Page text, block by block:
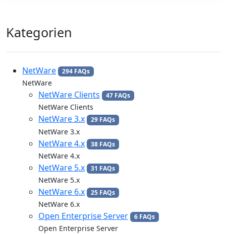
Kategorien
NetWare 294 FAQs
NetWare
NetWare Clients 47 FAQs
NetWare Clients
NetWare 3.x 29 FAQs
NetWare 3.x
NetWare 4.x 38 FAQs
NetWare 4.x
NetWare 5.x 31 FAQs
NetWare 5.x
NetWare 6.x 25 FAQs
NetWare 6.x
Open Enterprise Server 6 FAQs
Open Enterprise Server